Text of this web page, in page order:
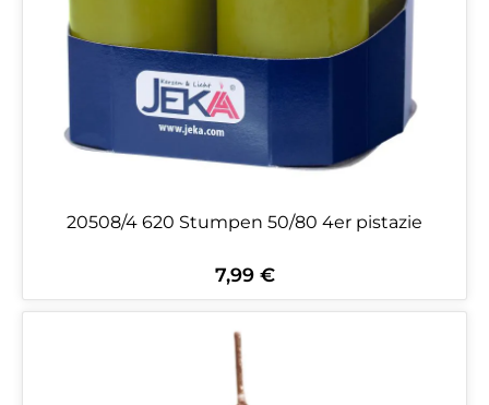
20508/4 620 Stumpen 50/80 4er pistazie
Regulärer Preis:
7,99 €